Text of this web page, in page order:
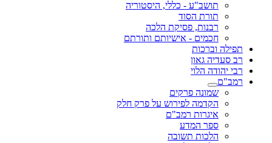
תושב"ע - כללי, היסטוריה
תורת הסוד
רבנות, פסיקת הלכה
חכמים - אישיותם ותורתם
תפילה וברכות
רב סעדיה גאון
רבי יהודה הלוי
רמב"ם
שמונה פרקים
הקדמה לפירוש על פרק חלק
איגרות רמב"ם
ספר המדע
הלכות תשובה